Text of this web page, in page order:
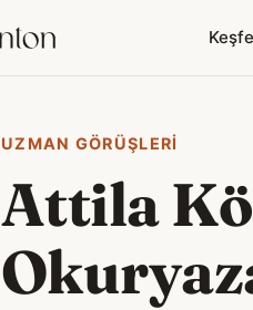
UZMAN GÖRÜŞLERI
Attila